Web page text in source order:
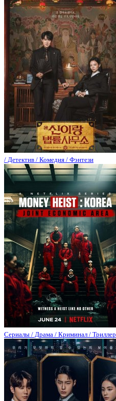
/ Детектив / Комедия / Фэнтези
Сериалы / Драма / Криминал / Триллер